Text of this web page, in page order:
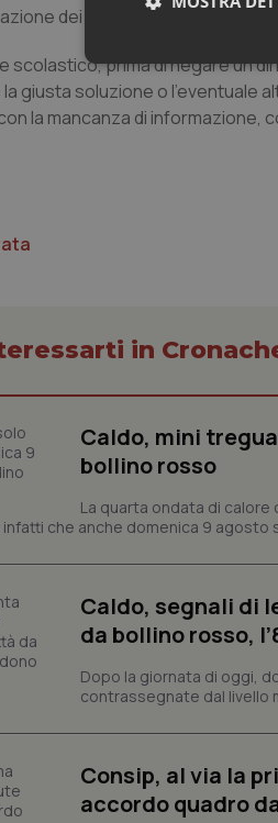
dei farmaci a scuola,
scolastico, prima di negare un
giusta soluzione o l’eventuale
la mancanza di informazione,
in
Caldo, mini
bollino rosso
La quarta ondata di
che anche domenica 9 agosto
Caldo, segnali di
da bollino rosso,
Dopo la giornata di oggi,
contrassegnate dal livello
Consip, al via la
accordo quadro
CookieScriptConsent
tracking-enable
tracking-sites-
session-id
_ga